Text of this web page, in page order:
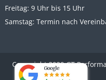
Freitag: 9 Uhr bis 15 Uhr
Samstag: Termin nach
Copryright 2020 GT